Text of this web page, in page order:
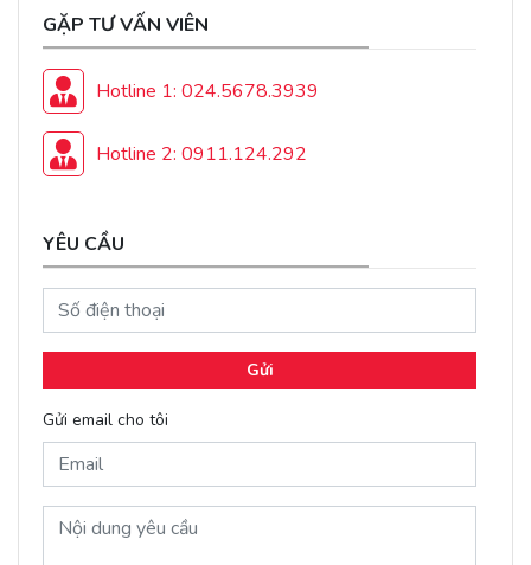
GẶP TƯ VẤN VIÊN
Hotline 1: 024.5678.3939
Hotline 2: 0911.124.292
YÊU CẦU
Gửi
Gửi email cho tôi